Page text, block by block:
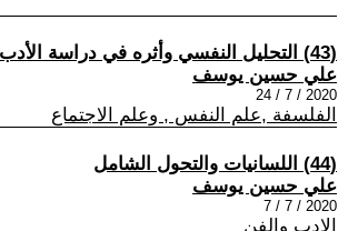
(43) التحليل النفسي وأثره في دراسة الأدب
علي حسين يوسف
2020 / 7 / 24
الفلسفة ,علم النفس , وعلم الاجتماع
(44) اللسانيات والتحول الشامل
علي حسين يوسف
2020 / 7 / 7
الادب والفن